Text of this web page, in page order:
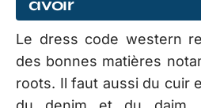
avoir
Le dress code western
des bonnes matières
roots. Il faut aussi du cuir